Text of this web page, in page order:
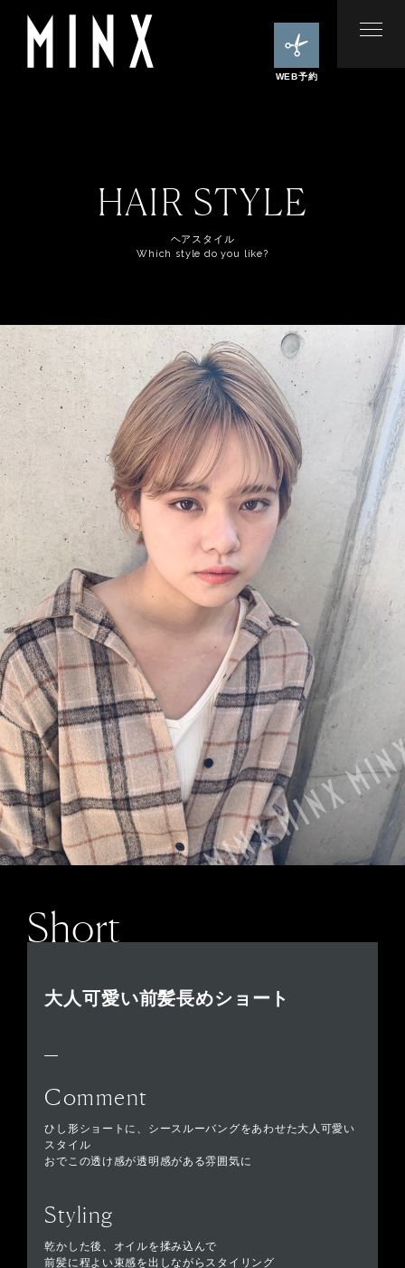
WEB予約
HAIR STYLE
ヘアスタイル
Which style do you like?
Short
大人可愛い前髪長めショート
Comment
ひし形ショートに、シースルーバングをあわせた大人可愛い
スタイル
おでこの透け感が透明感がある雰囲気に
Styling
乾かした後、オイルを揉み込んで
前髪に程よい束感を出しながらスタイリング